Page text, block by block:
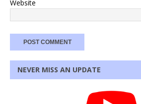
Website
NEVER MISS AN UPDATE